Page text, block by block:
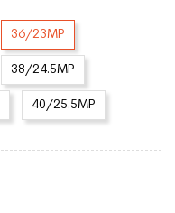
36/23MP
38/24.5MP
40/25.5MP